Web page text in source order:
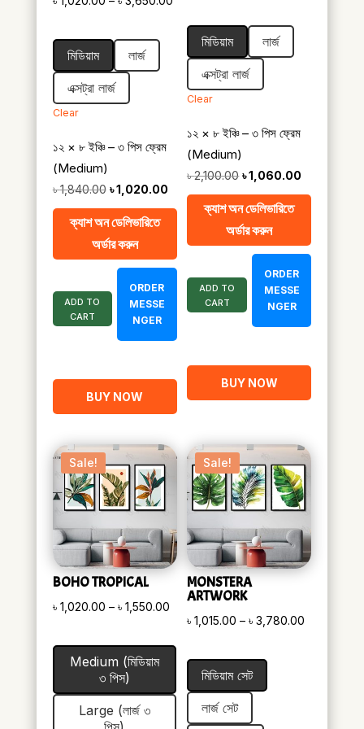
৳ 1,020.00
through
৳ 3,650.00
মিডিয়াম
লার্জ
এক্সট্রা লার্জ
Clear
১২ × ৮ ইঞ্চি – ৩ পিস ফ্রেম
(Medium)
৳1,840.00 Original
price
was:
৳ 1,840.00.
৳1,020.00Current
price
ক্যাশ অন ডেলিভারিতে
অর্ডার করুন
ADD TO
CART
ORDER
MESSE
NGER
BUY NOW
মিডিয়াম
লার্জ
এক্সট্রা লার্জ
Clear
১২ × ৮ ইঞ্চি – ৩ পিস ফ্রেম
(Medium)
৳2,100.00 Original
price
was:
৳ 2,100.00.
৳1,060.00
price
ক্যাশ অন ডেলিভারিতে
অর্ডার করুন
ADD TO
CART
ORDER
MESSE
NGER
BUY NOW
Sale!
BOHO TROPICAL
৳ 1,020.00 – ৳ 1,550.00Price
range:
৳ 1,020.00
through
৳ 1,550.00
Medium (মিডিয়াম
৩ পিস)
Large (লার্জ ৩
Sale!
MONSTERA
ARTWORK
৳1,015.00 – ৳3,780.00
মিডিয়াম সেট
লার্জ সেট